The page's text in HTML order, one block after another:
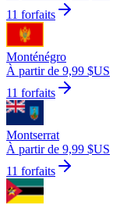
11 forfaits
Monténégro
À partir de 9,99 $US
11 forfaits
Montserrat
À partir de 9,99 $US
11 forfaits